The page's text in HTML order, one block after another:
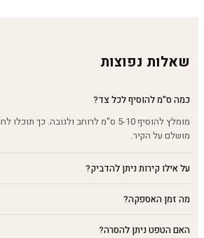
שאלות נפוצות
כמה ס"מ להוסיף לכל צד?
מומלץ להוסיף 5-10 ס"מ לרוחב ולגובה. כך
מושלם על הקיר.
על אילו קירות ניתן להדביק?
מה זמן האספקה?
האם הטפט ניתן להסרה?